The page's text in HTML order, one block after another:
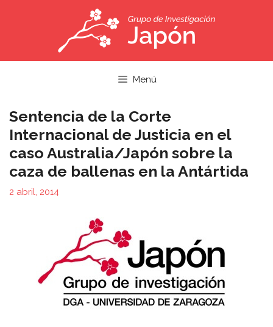
Menú
Sentencia de la Corte
Internacional de Justicia en el
caso Australia/Japón sobre la
caza de ballenas en la Antártida
2 abril, 2014